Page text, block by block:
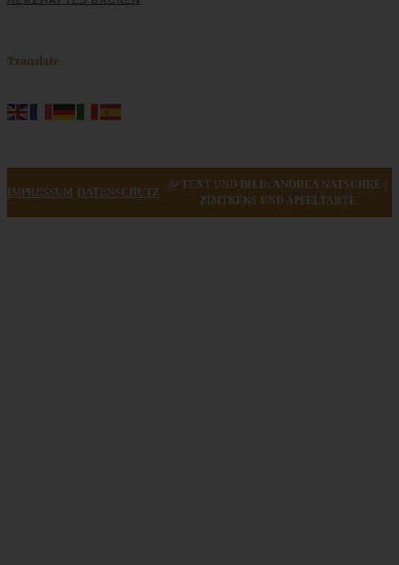
Translate
IMPRESSUM DATENSCHUTZ
@ TEXT UND BILD: ANDREA NATSCHKE |
ZIMTKEKS UND APFELTARTE